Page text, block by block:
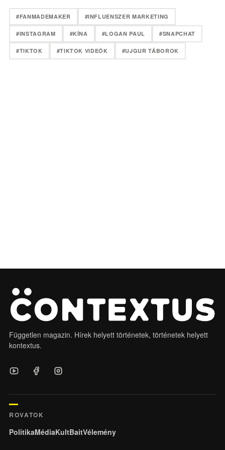
#FANMADEMAKER #INFLUENSZER MARKETING
#INSTAGRAM #KÍNA #LOGAN PAUL #SNAPCHAT
#TIKTOK #TIKTOK VIDEÓK #UJGUR TÁBOROK
Független magazin. Hírek helyett történetek, történetek helyett
kontextus.
ROVATOK
PolitikaMédiaKultBaitVélemény